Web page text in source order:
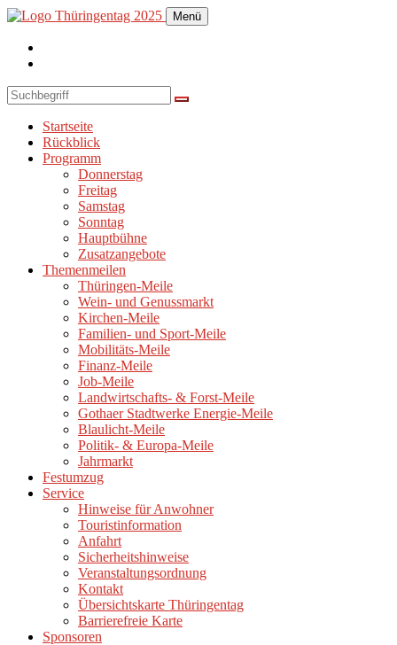
Menü
Startseite
Rückblick
Programm
Donnerstag
Freitag
Samstag
Sonntag
Hauptbühne
Zusatzangebote
Themenmeilen
Thüringen-Meile
Wein- und Genussmarkt
Kirchen-Meile
Familien- und Sport-Meile
Mobilitäts-Meile
Finanz-Meile
Job-Meile
Landwirtschafts- & Forst-Meile
Gothaer Stadtwerke Energie-Meile
Blaulicht-Meile
Politik- & Europa-Meile
Jahrmarkt
Festumzug
Service
Hinweise für Anwohner
Touristinformation
Anfahrt
Sicherheitshinweise
Veranstaltungsordnung
Kontakt
Übersichtskarte Thüringentag
Barrierefreie Karte
Sponsoren